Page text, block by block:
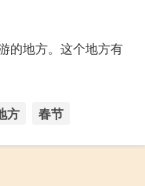
的地方。这个地方有
方 春节